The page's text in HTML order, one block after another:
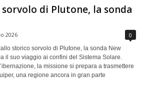
di Plutone, la sonda
2026 0
storico sorvolo di Plutone, la sonda New
il suo viaggio ai confini del Sistema Solare.
la missione si prepara a trasmettere
una regione ancora in gran parte